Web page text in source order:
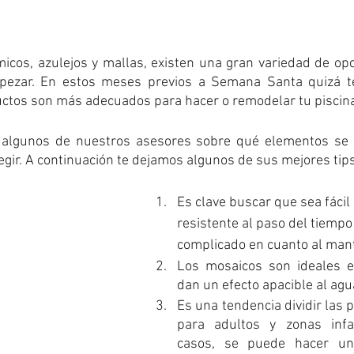
azulejos y mallas, existen una gran variedad de
En estos meses previos a Semana Santa quizá
son más adecuados para hacer o remodelar tu
de nuestros asesores sobre qué elementos
A continuación te dejamos algunos de sus mejores
Es clave buscar que sea
resistente al paso del
complicado en cuanto al
Los mosaicos son ideales
dan un efecto apacible al
Es una tendencia dividir las
para adultos y zonas
casos, se puede hacer